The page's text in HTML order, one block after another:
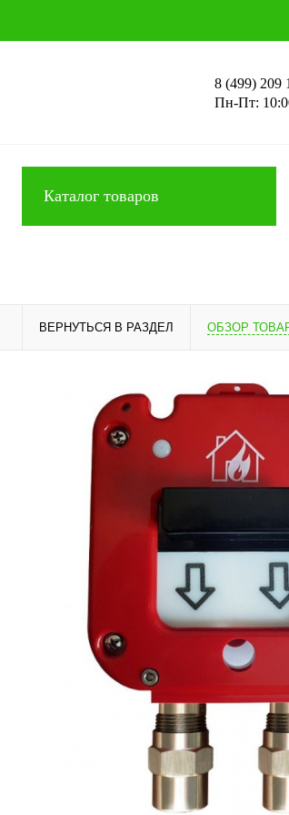
8 (499) 209
Пн-Пт:
Каталог товаров
ВЕРНУТЬСЯ В РАЗДЕЛ ОБЗОР